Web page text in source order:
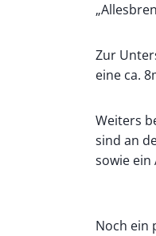
Zur
eine ca.
Weiters
sind an
sowie ein
Noch ein